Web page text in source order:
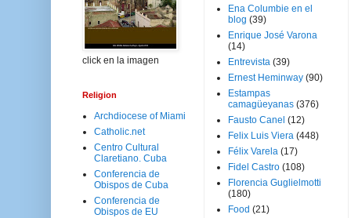
click en la imagen
Religion
Archdiocese of Miami
Catholic.net
Centro Cultural
Claretiano. Cuba
Conferencia de
Obispos de Cuba
Conferencia de
Obispos de EU
Ena Columbie en el
blog (39)
Enrique José Varona
(14)
Entrevista (39)
Ernest Heminway (90)
Estampas
camagüeyanas (376)
Fausto Canel (12)
Felix Luis Viera (448)
Félix Varela (17)
Fidel Castro (108)
Florencia Guglielmotti
(180)
Food (21)